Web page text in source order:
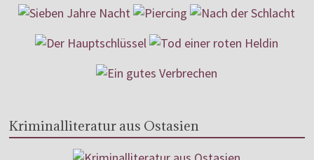
Kriminalliteratur aus Ostasien